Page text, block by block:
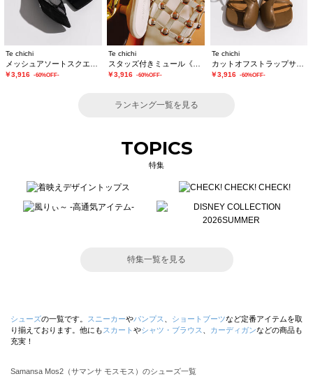
Te chichi
￥3,916 -60%OFF-
Te chichi
￥3,916 -60%OFF-
Te chichi
カットオフストラップサンダル《2026 SUMMER LOOK item》
￥3,916 -60%OFF-
ランキング一覧を見る
TOPICS
特集
特集一覧を見る
シューズの一覧です。 スニーカーやパンプス ショートブーツなど定番アイテムを取
り揃えております。他にも スカート やシャツ・ブラウス カーディガンなどの商品も
充実！
Samansa Mos2（サマンサ モスモス）のシューズ一覧